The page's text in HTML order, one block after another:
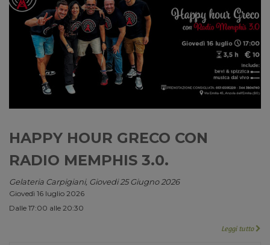
HAPPY HOUR GRECO CON
RADIO MEMPHIS 3.0.
Gelateria Carpigiani, Giovedi 25 Giugno 2026
Giovedì 16 luglio 2026
Dalle 17:00 alle 20:30
Leggi tutto